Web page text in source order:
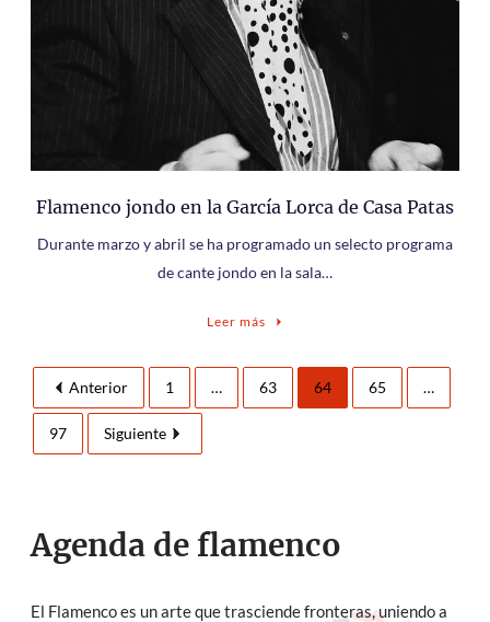
Flamenco jondo en la García Lorca de Casa Patas
Durante marzo y abril se ha programado un selecto programa
de cante jondo en la sala…
Leer más
Anterior 1 … 63 64 65 …
97 Siguiente
Agenda de flamenco
El Flamenco es un arte que trasciende fronteras, uniendo a